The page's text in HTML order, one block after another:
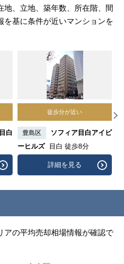
地、立地、築年数、所在階、間
を基に条件が近いマンションを
白
徒歩分が近い
豊島区
ソフィア目白アイビ
ーヒルズ
目白 徒歩8分
詳細を見る
アの平均売却相場情報が確認で